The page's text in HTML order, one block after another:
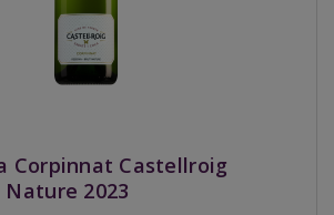
Corpinnat Castellroig
Nature 2023